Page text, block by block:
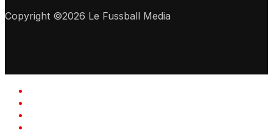
Copyright ©2026 Le Fussball Media